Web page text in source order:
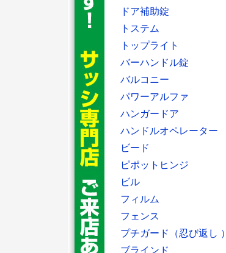
ドア補助錠
トステム
トップライト
バーハンドル錠
バルコニー
パワーアルファ
ハンガードア
ハンドルオペレーター
ビード
ピポットヒンジ
ビル
フィルム
フェンス
プチガード（忍び返し ）
ブラインド